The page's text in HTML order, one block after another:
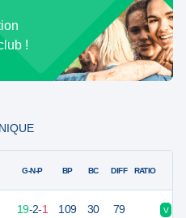
!
G-N-P BP BC DIFF RATIO
19-2-1 109 30 79 V